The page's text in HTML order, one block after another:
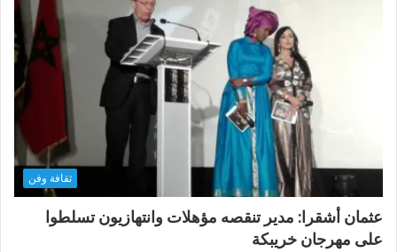
ثقافة وفن
عثمان أشقرا: مدير تنقصه مؤهلات وانتهازيون تسلطوا
على مهرجان خريبكة